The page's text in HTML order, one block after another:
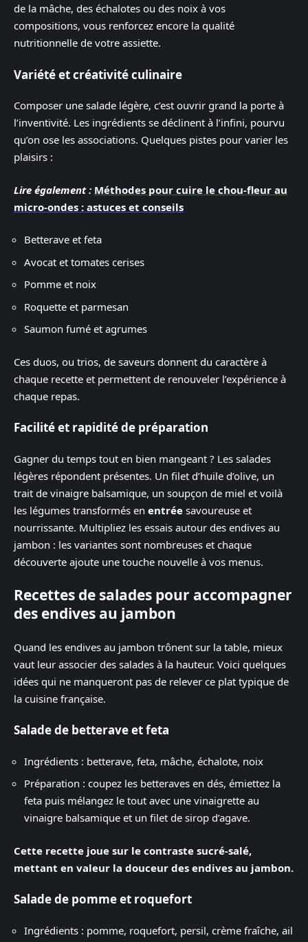
de la mâche, des échalotes ou des noix à vos
compositions, vous renforcez encore la qualité
nutritionnelle de votre assiette.
Variété et créativité culinaire
Composer une salade légère, c’est ouvrir grand la porte à
l’inventivité. Les ingrédients se déclinent à l’infini, pourvu
qu’on ose les associations. Quelques pistes pour varier les
plaisirs :
Lire également : Méthodes pour cuire le chou-fleur au
micro-ondes : astuces et conseils
Betterave et feta
Avocat et tomates cerises
Pomme et noix
Roquette et parmesan
Saumon fumé et agrumes
Ces duos, ou trios, de saveurs donnent du caractère à
chaque recette et permettent de renouveler l’expérience à
chaque repas.
Facilité et rapidité de préparation
Gagner du temps tout en bien mangeant ? Les salades
légères répondent présentes. Un filet d’huile d’olive, un
trait de vinaigre balsamique, un soupçon de miel et voilà
les légumes transformés en entrée savoureuse et
nourrissante. Multipliez les essais autour des endives au
jambon : les variantes sont nombreuses et chaque
découverte ajoute une touche nouvelle à vos menus.
Recettes de salades pour accompagner
des endives au jambon
Quand les endives au jambon trônent sur la table, mieux
vaut leur associer des salades à la hauteur. Voici quelques
idées qui ne manqueront pas de relever ce plat typique de
la cuisine française.
Salade de betterave et feta
Ingrédients : betterave, feta, mâche, échalote, noix
Préparation : coupez les betteraves en dés, émiettez la
feta puis mélangez le tout avec une vinaigrette au
vinaigre balsamique et un filet de sirop d’agave.
Cette recette joue sur le contraste sucré-salé,
mettant en valeur la douceur des endives au jambon.
Salade de pomme et roquefort
Ingrédients : pomme, roquefort, persil, crème fraîche, ail